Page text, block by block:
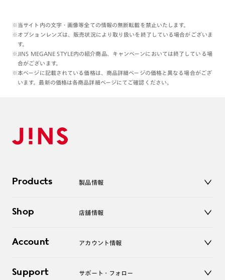
※当サイト内の文字・画像等全ての情報の無断転載を禁止いたします。
※オプションレンズは、販売状況により取り扱いを終了している場合がございま
す。
※JINS MEGANE STYLE内の紹介商品、キャンペーンにおいては終了している場
合がございます。
※本ページに記載されている価格は、商品詳細ページの価格と異なる場合がござ
います。最新の価格は各商品詳細ページにてご確認ください。
Products 製品情報
サングラス
コンタクトレンズ
アクセサリー
Shop 店舗情報
オンラインショップ
Account アカウント情報
ログアウト
Support サポート・フォロー